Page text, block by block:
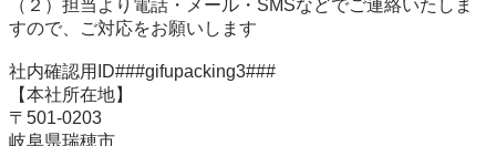
（２）担当より電話・メール・SMSなどでご連絡いたしま
すので、ご対応をお願いします
社内確認用ID###gifupacking3###
【本社所在地】
〒501-0203
岐阜県瑞穂市